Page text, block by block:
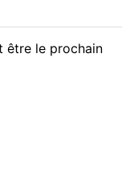
être le prochain